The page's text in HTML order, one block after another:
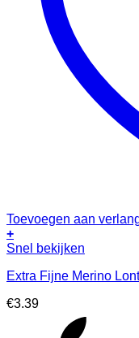
Toevoegen aan
+
Snel bekijken
Extra Fijne Merino
€3.39